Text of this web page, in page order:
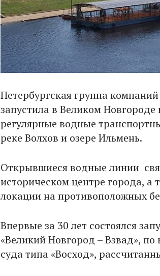
Петербургская группа
запустила в Великом
регулярные водные
реке Волхов и озере Ильмень.
Открывшиеся водные линии
историческом центре города, а
локации на противоположных
Впервые за 30 лет состоялся
«Великий Новгород – Взвад»,
суда типа «Восход»,